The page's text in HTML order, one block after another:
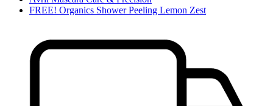
FREE! Organics Shower Peeling Lemon Zest